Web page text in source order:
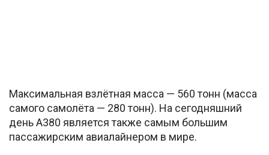
Максимальная взлётная масса — 560 тонн (масса
самого самолёта — 280 тонн). На сегодняшний
день A380 является также самым большим
пассажирским авиалайнером в мире.